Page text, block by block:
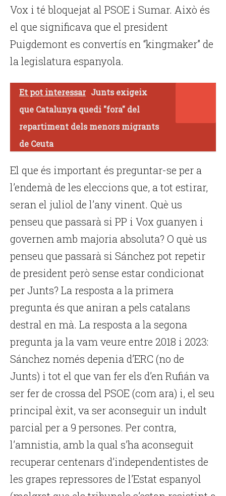
Vox i té bloquejat al PSOE i Sumar. Això és
el que significava que el president
Puigdemont es convertís en “kingmaker” de
la legislatura espanyola.
Et pot interessar Junts exigeix
que Catalunya quedi "fora" del
repartiment dels menors migrants
de Ceuta
El que és important és preguntar-se per a
l’endemà de les eleccions que, a tot estirar,
seran el juliol de l’any vinent. Què us
penseu que passarà si PP i Vox guanyen i
governen amb majoria absoluta? O què us
penseu que passarà si Sánchez pot repetir
de president però sense estar condicionat
per Junts? La resposta a la primera
pregunta és que aniran a pels catalans
destral en mà. La resposta a la segona
pregunta ja la vam veure entre 2018 i 2023:
Sánchez només depenia d’ERC (no de
Junts) i tot el que van fer els d’en Rufián va
ser fer de crossa del PSOE (com ara) i, el seu
principal èxit, va ser aconseguir un indult
parcial per a 9 persones. Per contra,
l’amnistia, amb la qual s’ha aconseguit
recuperar centenars d’independentistes de
les grapes repressores de l’Estat espanyol